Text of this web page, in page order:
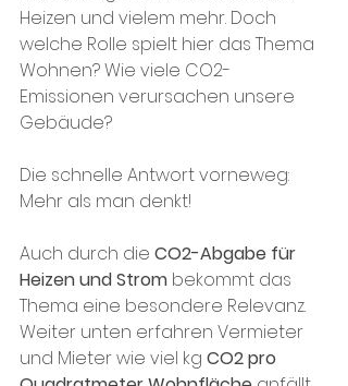
Heizen und vielem mehr. Doch
welche Rolle spielt hier das Thema
Wohnen? Wie viele CO2-
Emissionen verursachen unsere
Gebäude?
Die schnelle Antwort vorneweg:
Mehr als man denkt!
Auch durch die CO2-Abgabe für
Heizen und Strom bekommt das
Thema eine besondere Relevanz.
Weiter unten erfahren Vermieter
und Mieter wie viel kg CO2 pro